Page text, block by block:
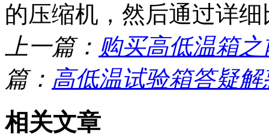
的压缩机，然后通过详
上一篇： 购买高低温箱
篇： 高低温试验箱答疑
相关文章